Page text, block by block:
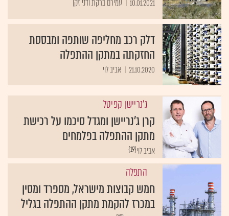
10.01.2021 עמירם ברקת ודני זקן
דלק רכב מחליפה שותפה ומבססת
החזקתה במתקן ההתפלה
21.10.2020 אביב לוי
ג'נריישן קפיטל
קרן ג'נריישן ומגדל סיכמו על רכישת
מתקן ההתפלה בפלמחים
{19}אביב לוי
התפלה
חמש קבוצות מישראל, מספרד ומסין
במכרז להקמת מתקן ההתפלה בגליל